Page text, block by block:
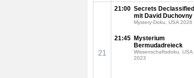
21
21:00 Secrets Declassified
mit David Duchovny
Mystery-Doku, USA 2026
21:45 Mysterium
Bermudadreieck
Wissenschaftsdoku, USA
2023